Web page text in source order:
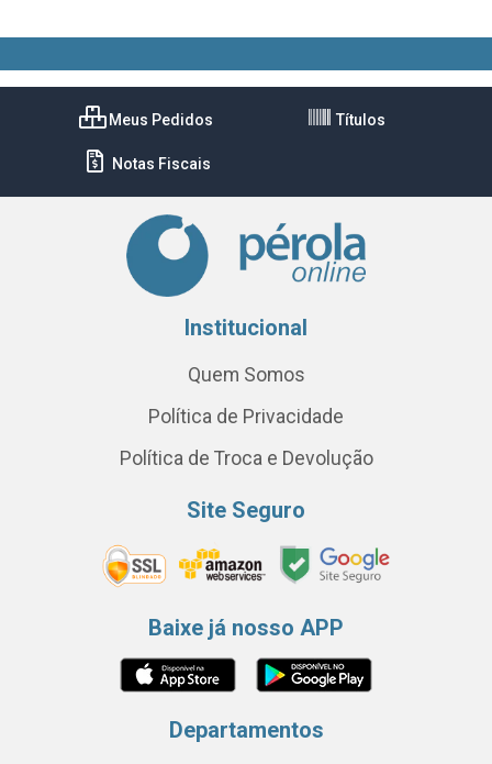
Meus Pedidos Títulos
Notas Fiscais
Institucional
Quem Somos
Política de Privacidade
Política de Troca e Devolução
Site Seguro
Baixe já nosso APP
Departamentos